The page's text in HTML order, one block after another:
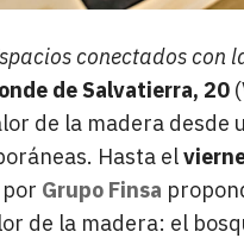
conectados con
de Salvatierra, 20
de la madera desde
Hasta el
Grupo Finsa
de la madera: el